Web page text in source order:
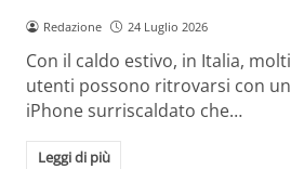
Redazione 24 Luglio 2026
Con il caldo estivo, in Italia, molti
utenti possono ritrovarsi con un
iPhone surriscaldato che…
Leggi di più